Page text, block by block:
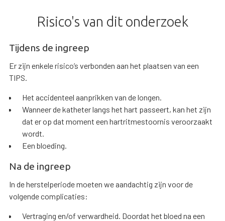
Risico's van dit onderzoek
Tijdens de ingreep
Er zijn enkele risico’s verbonden aan het plaatsen van een
TIPS.
Het accidenteel aanprikken van de longen.
Wanneer de katheter langs het hart passeert, kan het zijn
dat er op dat moment een hartritmestoornis veroorzaakt
wordt.
Een bloeding.
Na de ingreep
In de herstelperiode moeten we aandachtig zijn voor de
volgende complicaties:
Vertraging en/of verwardheid. Doordat het bloed na een